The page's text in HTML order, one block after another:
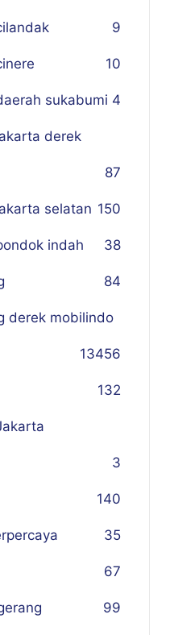
9
10
sukabumi 4
derek
87
selatan 150
indah 38
84
derek mobilindo
56
134
132
3
140
35
67
99